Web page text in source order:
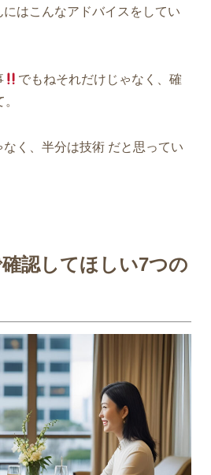
はこんなアドバイスをしてい
でもねそれだけじゃなく、確
く、 半分は技術 だと思ってい
認してほしい7つの